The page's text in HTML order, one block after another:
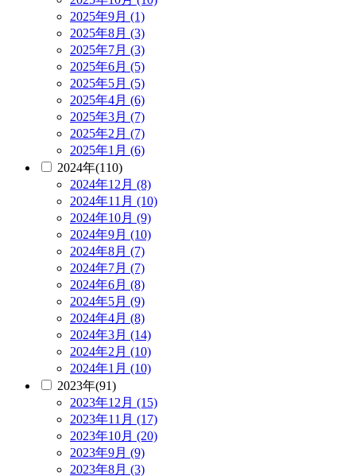
2025年9月 (1)
2025年8月 (3)
2025年7月 (3)
2025年6月 (5)
2025年5月 (5)
2025年4月 (6)
2025年3月 (7)
2025年2月 (7)
2025年1月 (6)
2024年(110)
2024年12月 (8)
2024年11月 (10)
2024年10月 (9)
2024年9月 (10)
2024年8月 (7)
2024年7月 (7)
2024年6月 (8)
2024年5月 (9)
2024年4月 (8)
2024年3月 (14)
2024年2月 (10)
2024年1月 (10)
2023年(91)
2023年12月 (15)
2023年11月 (17)
2023年10月 (20)
2023年9月 (9)
2023年8月 (3)